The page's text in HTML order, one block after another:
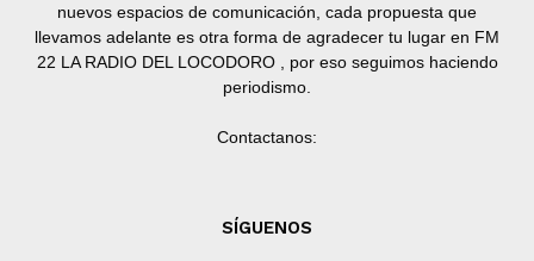
nuevos espacios de comunicación, cada propuesta que
llevamos adelante es otra forma de agradecer tu lugar en FM
22 LA RADIO DEL LOCODORO , por eso seguimos haciendo
periodismo.
Contactanos:
SÍGUENOS